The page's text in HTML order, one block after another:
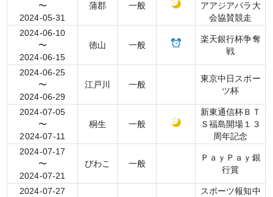
〜
2024-05-31
蒲郡 一般
アアジアパラ大
会協賛競走
2024-06-10
〜
2024-06-15
徳山 一般
楽天銀行杯争奪
戦
2024-06-25
〜
2024-06-29
江戸川 一般
東京中日スポー
ツ杯
2024-07-05
〜
2024-07-11
桐生 一般
新東通信杯ＢＴ
Ｓ福島開場１３
周年記念
2024-07-17
〜
2024-07-21
びわこ 一般
ＰａｙＰａｙ銀
行賞
2024-07-27
スポーツ報知中